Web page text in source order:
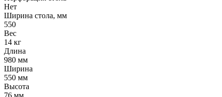
Нет
Ширина стола, мм
550
Вес
14 кг
Длина
980 мм
Ширина
550 мм
Высота
76 мм